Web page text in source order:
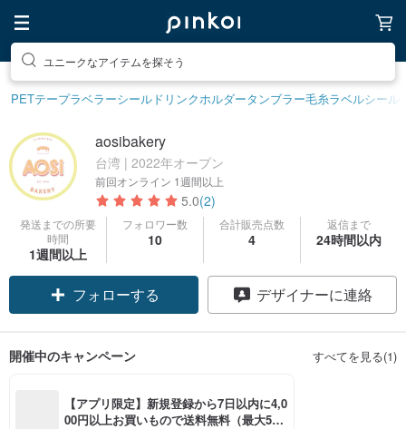
ユニークなアイテムを探そう
PETテープラベラーシール ドリンクホルダータンブラー毛糸ラベルシール
aosibakery
台湾 | 2022年オープン
前回オンライン 1週間以上
5.0(2)
発送までの所要
時間
1週間以上
フォロワー数
10
合計販売点数
4
返信まで
24時間以内
フォローする デザイナーに連絡
開催中のキャンペーン すべてを見る(1)
【アプリ限定】新規登録から7日以内に4,0
00円以上お買いもので送料無料（最大500